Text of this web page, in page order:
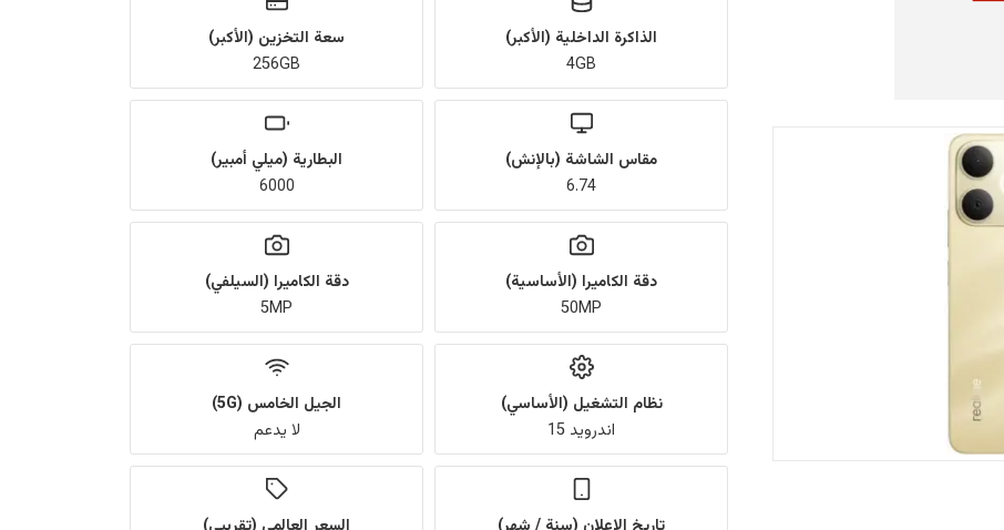
الذاكرة الداخلية (الأكبر)
4GB
سعة التخزين (الأكبر)
256GB
مقاس الشاشة (بالإنش)
6.74
البطارية (ميلي أمبير)
6000
دقة الكاميرا (الأساسية)
50MP
دقة الكاميرا (السيلفي)
5MP
نظام التشغيل (الأساسي)
اندرويد 15
الجيل الخامس (5G)
لا يدعم